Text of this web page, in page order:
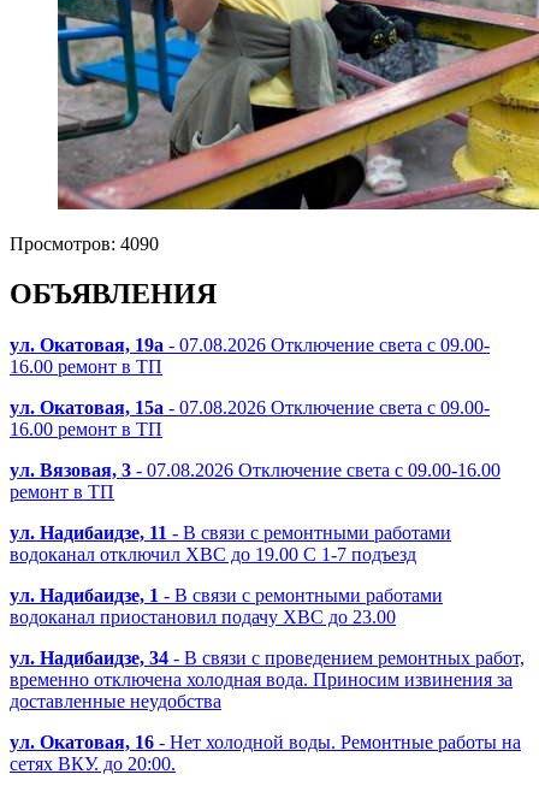
Просмотров: 4090
ОБЪЯВЛЕНИЯ
ул. Окатовая, 19а - 07.08.2026 Отключение света с 09.00-
16.00 ремонт в ТП
ул. Окатовая, 15а - 07.08.2026 Отключение света с 09.00-
16.00 ремонт в ТП
ул. Вязовая, 3 - 07.08.2026 Отключение света с 09.00-16.00
ремонт в ТП
ул. Надибаидзе, 11 - В связи с ремонтными работами
водоканал отключил ХВС до 19.00 С 1-7 подъезд
ул. Надибаидзе, 1 - В связи с ремонтными работами
водоканал приостановил подачу ХВС до 23.00
ул. Надибаидзе, 34 - В связи с проведением ремонтных работ,
временно отключена холодная вода. Приносим извинения за
доставленные неудобства
ул. Окатовая, 16 - Нет холодной воды. Ремонтные работы на
сетях ВКУ. до 20:00.